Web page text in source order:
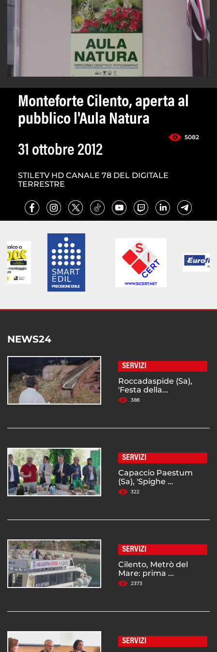
Monteforte Cilento, aperta al
pubblico l'Aula Natura
5082
31 ottobre 2012
STILETV HD CANALE 78 DEL DIGITALE
TERRESTRE
NEWS24
SERVIZI
Roccadaspide (Sa),
'Festa della...
388
SERVIZI
Capaccio Paestum
(Sa), 'Spighe ...
322
SERVIZI
Cilento, Metrò del
Mare: prima ...
2373
SERVIZI